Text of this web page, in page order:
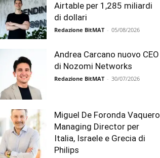
Airtable per 1,285 miliardi
di dollari
Redazione BitMAT - 05/08/2026
Andrea Carcano nuovo CEO
di Nozomi Networks
Redazione BitMAT - 30/07/2026
Miguel De Foronda Vaquero
Managing Director per
Italia, Israele e Grecia di
Philips